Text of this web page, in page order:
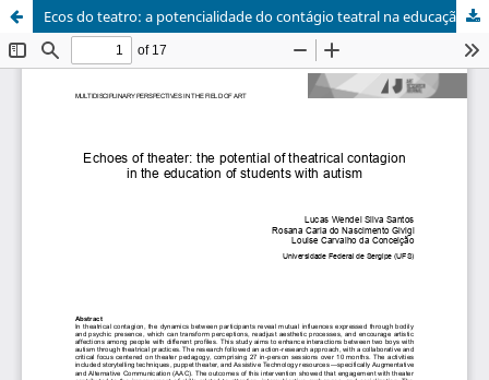
Ecos do teatro: a potencialidade do contágio teatral na educação de crianças com autismo